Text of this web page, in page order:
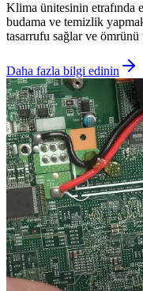
Klima ünitesinin etrafında
budama ve temizlik
tasarrufu sağlar ve ömrünü
Daha fazla bilgi edinin